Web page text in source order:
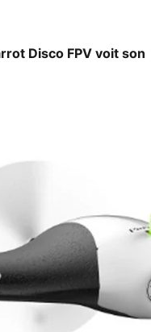
Disco FPV voit son